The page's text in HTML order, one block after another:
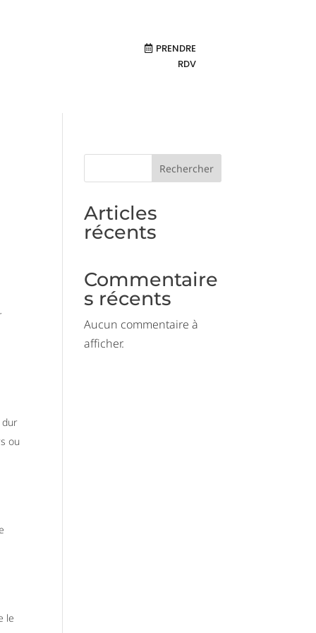
PRENDRE
RDV
dur
ou
le
Rechercher
Articles
récents
Commentaire
s récents
Aucun commentaire à
afficher.